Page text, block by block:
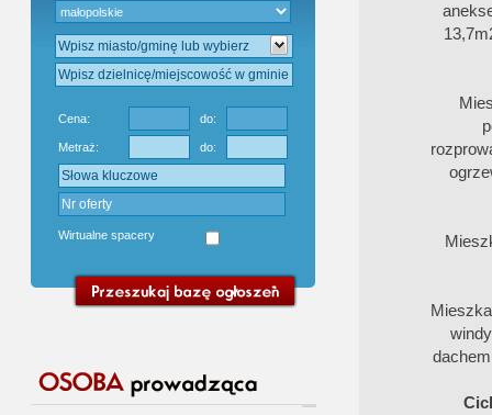
Cena: do:
Metraż: do:
Wirtualne spacery